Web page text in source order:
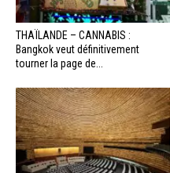
THAÏLANDE – CANNABIS :
Bangkok veut définitivement
tourner la page de...